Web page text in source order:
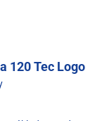
120 Tec Logo